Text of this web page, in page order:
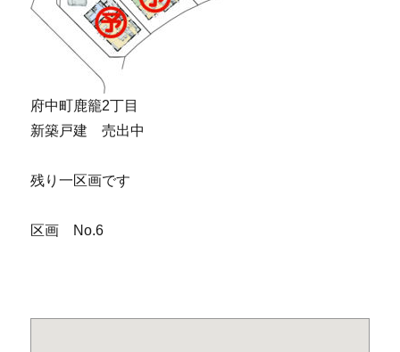
府中町鹿籠2丁目
新築戸建 売出中
残り一区画です
区画 No.6